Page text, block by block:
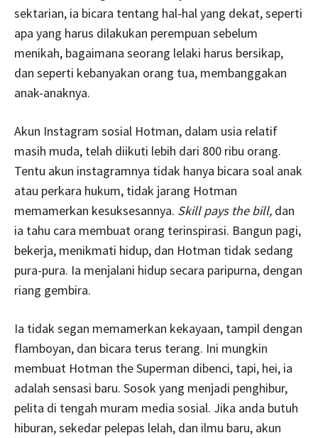
sektarian, ia bicara tentang hal-hal yang dekat, seperti
apa yang harus dilakukan perempuan sebelum
menikah, bagaimana seorang lelaki harus bersikap,
dan seperti kebanyakan orang tua, membanggakan
anak-anaknya.
Akun Instagram sosial Hotman, dalam usia relatif
masih muda, telah diikuti lebih dari 800 ribu orang.
Tentu akun instagramnya tidak hanya bicara soal anak
atau perkara hukum, tidak jarang Hotman
memamerkan kesuksesannya. Skill pays the bill, dan
ia tahu cara membuat orang terinspirasi. Bangun pagi,
bekerja, menikmati hidup, dan Hotman tidak sedang
pura-pura. Ia menjalani hidup secara paripurna, dengan
riang gembira.
Ia tidak segan memamerkan kekayaan, tampil dengan
flamboyan, dan bicara terus terang. Ini mungkin
membuat Hotman the Superman dibenci, tapi, hei, ia
adalah sensasi baru. Sosok yang menjadi penghibur,
pelita di tengah muram media sosial. Jika anda butuh
hiburan, sekedar pelepas lelah, dan ilmu baru, akun